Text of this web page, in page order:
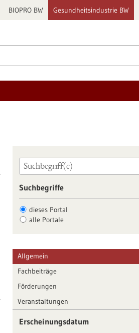
BIOPRO BW Gesundheitsindustrie BW
Suchbegriffe
dieses Portal
alle Portale
Allgemein
Fachbeiträge
Förderungen
Veranstaltungen
Erscheinungsdatum